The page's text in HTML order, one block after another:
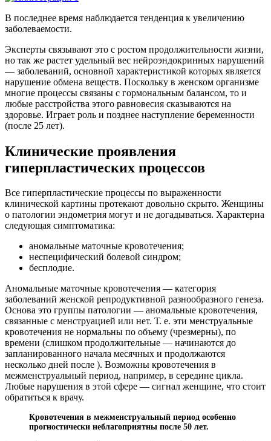
В последнее время наблюдается тенденция к увеличению
заболеваемости.
Эксперты связывают это с ростом продолжительности жизни,
но так же растет удельный вес нейроэндокринных нарушений
— заболеваний, основной характеристикой которых является
нарушение обмена веществ. Поскольку в женском организме
многие процессы связаны с гормональным балансом, то и
любые расстройства этого равновесия сказываются на
здоровье. Играет роль и позднее наступление беременности
(после 25 лет).
Клинические проявления
гиперпластических процессов
Все гиперпластические процессы по выраженности
клинической картины протекают довольно скрыто. Женщины
о патологии эндометрия могут и не догадываться. Характерна
следующая симптоматика:
аномальные маточные кровотечения;
неспецифический болевой синдром;
бесплодие.
Аномальные маточные кровотечения — категория
заболеваний женской репродуктивной разнообразного генеза.
Основа это группы патологии — аномальные кровотечения,
связанные с менструацией или нет. Т. е. эти менструальные
кровотечения не нормальны по объему (чрезмерны), по
времени (слишком продолжительные — начинаются до
запланированного начала месячных и продолжаются
несколько дней после ). Возможны кровотечения в
межменструальный период, например, в середине цикла.
Любые нарушения в этой сфере — сигнал женщине, что стоит
обратиться к врачу.
Кровотечения в межменструальный период особенно
прогностически неблагоприятны после 50 лет.